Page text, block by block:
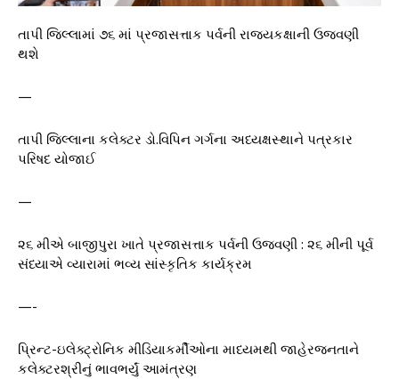
તાપી જિલ્લામાં ૭૬ માં પ્રજાસત્તાક પર્વની રાજ્યકક્ષાની ઉજવણી
થશે
—
તાપી જિલ્લાના કલેક્ટર ડો.વિપિન ગર્ગના અધ્યક્ષસ્થાને પત્રકાર
પરિષદ યોજાઈ
—
૨૬ મીએ બાજીપુરા ખાતે પ્રજાસત્તાક પર્વની ઉજવણી : ૨૬ મીની પૂર્વ
સંધ્યાએ વ્યારામાં ભવ્ય સાંસ્કૃતિક કાર્યક્રમ
—-
પ્રિન્ટ-ઇલેક્ટ્રોનિક મીડિયાકર્મીઓના માધ્યમથી જાહેરજનતાને
કલેક્ટરશ્રીનું ભાવભર્યું આમંત્રણ